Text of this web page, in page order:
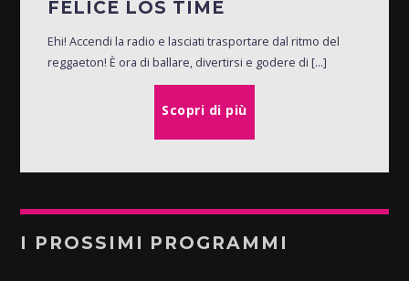
FELICE LOS TIME
Ehi! Accendi la radio e lasciati trasportare dal ritmo del
reggaeton! È ora di ballare, divertirsi e godere di [...]
Scopri di più
I PROSSIMI PROGRAMMI